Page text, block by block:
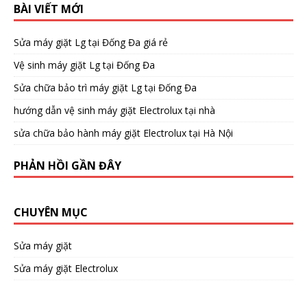
BÀI VIẾT MỚI
Sửa máy giặt Lg tại Đống Đa giá rẻ
Vệ sinh máy giặt Lg tại Đống Đa
Sửa chữa bảo trì máy giặt Lg tại Đống Đa
hướng dẫn vệ sinh máy giặt Electrolux tại nhà
sửa chữa bảo hành máy giặt Electrolux tại Hà Nội
PHẢN HỒI GẦN ĐÂY
CHUYÊN MỤC
Sửa máy giặt
Sửa máy giặt Electrolux